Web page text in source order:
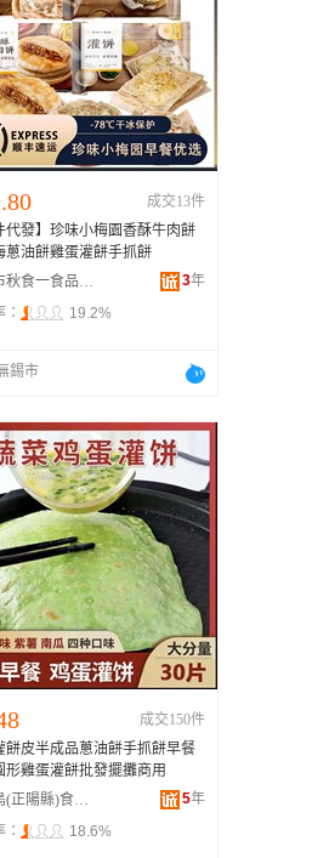
成交13件
代發】珍味小梅園香酥牛肉餅
蔥油餅雞蛋灌餅手抓餅
無錫市秋食一食品有限公司
3年
19.2%
錫市
成交150件
餅皮半成品蔥油餅手抓餅早餐
形雞蛋灌餅批發擺攤商用
藍色鳥(正陽縣)食品店
5年
18.6%